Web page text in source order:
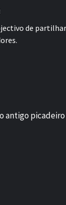
de
antigo